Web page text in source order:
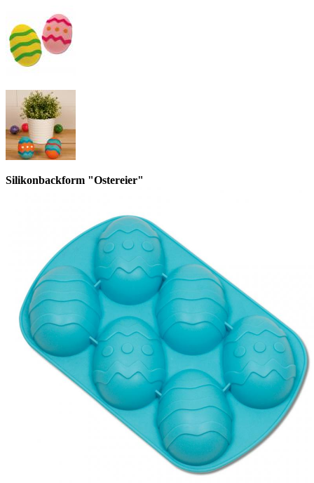
Silikonbackform "Ostereier"